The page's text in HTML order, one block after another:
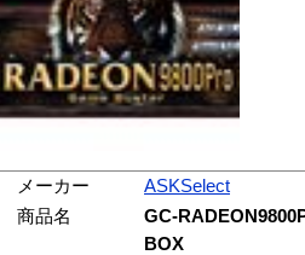
メーカー
ASKSelect
商品名
GC-
BOX